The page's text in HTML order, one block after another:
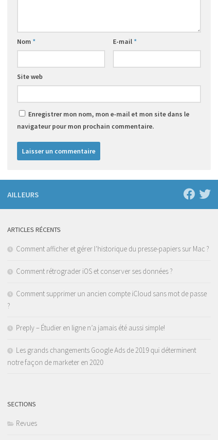
Nom * E-mail *
Site web
Enregistrer mon nom, mon e-mail et mon site dans le
navigateur pour mon prochain commentaire.
AILLEURS
ARTICLES RÉCENTS
Comment afficher et gérer l’historique du presse-papiers sur Mac ?
Comment rétrograder iOS et conserver ses données ?
Comment supprimer un ancien compte iCloud sans mot de passe
?
Preply – Étudier en ligne n’a jamais été aussi simple!
Les grands changements Google Ads de 2019 qui déterminent
notre façon de marketer en 2020
SECTIONS
Revues